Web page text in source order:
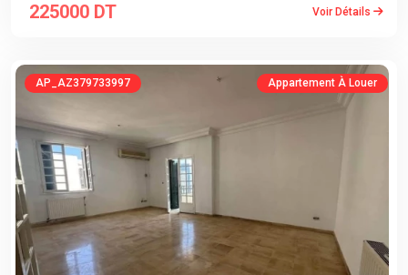
225000 DT Voir Détails
AP_AZ379733997 Appartement À Louer